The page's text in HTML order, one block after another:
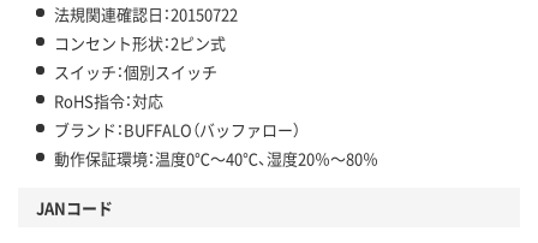
法規関連確認日：20150722
コンセント形状：2ピン式
スイッチ：個別スイッチ
RoHS指令：対応
ブランド：BUFFALO（バッファロー）
動作保証環境：温度0℃～40℃、湿度20％～80％
JANコード